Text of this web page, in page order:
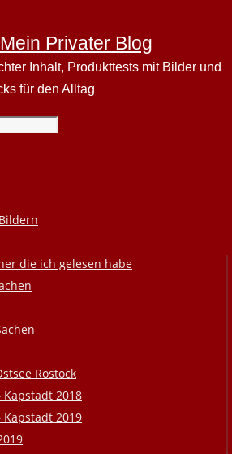
Privater Blog
Inhalt, Produkttests mit Bilder und
für den Alltag
die ich gelesen habe
Rostock
Kapstadt 2018
Kapstadt 2019